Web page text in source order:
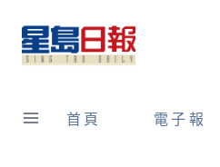
content
首頁 電子報